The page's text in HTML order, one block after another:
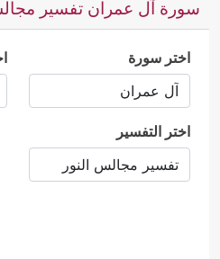
سورة آل عمران تفسير مجالس
اختر سورة
اختر التفسير